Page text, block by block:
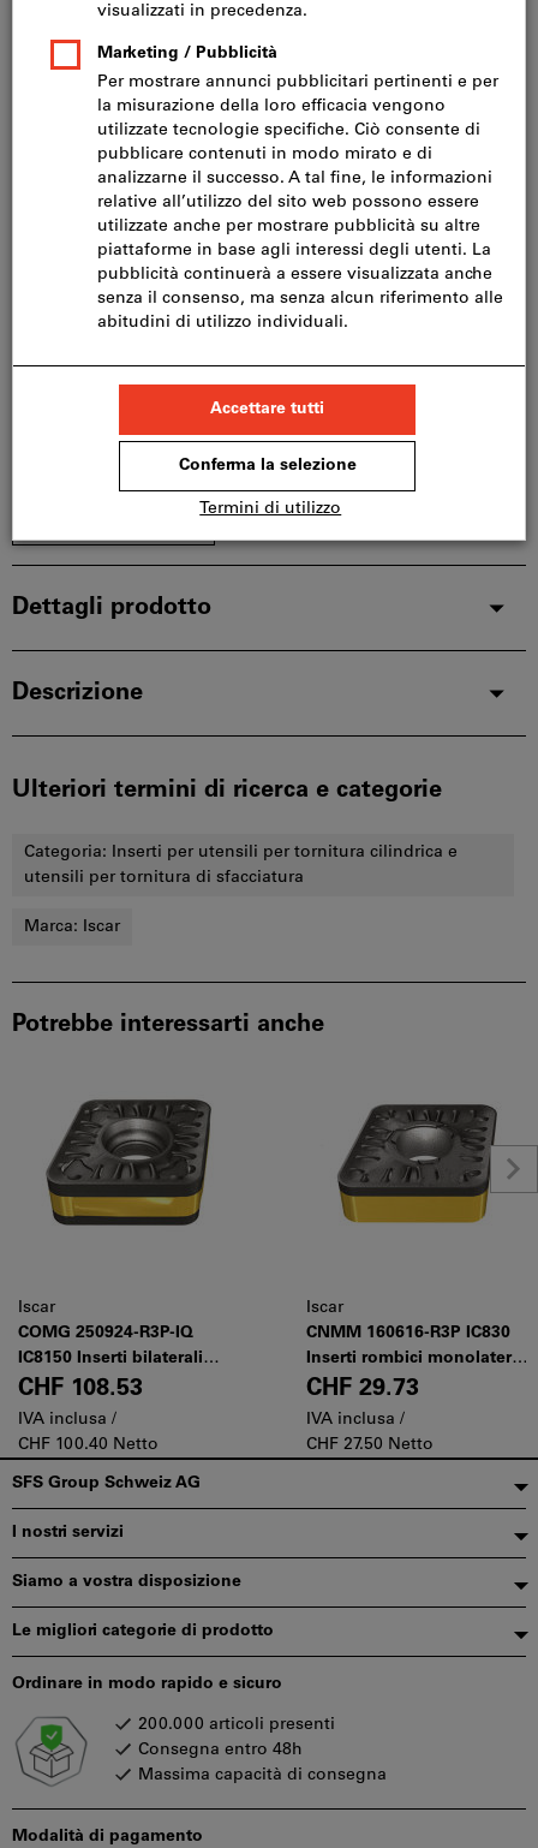
Quantità minima d‘ordine 10 articoli
Ordinabili per multipli di: 10 articoli
Nel carrello
Consegna in 3-4 giorni lavorativi
Si prega di notare i tempi di consegna prolungati:
produttore, poiché non fa parte del nostro catalogo
e pertanto non è disponibile a magazzino.
Aggiungi alla lista dei preferiti
Dettagli prodotto
Descrizione
Ulteriori termini di ricerca e categorie
Categoria: Inserti per utensili per tornitura cilindrica e
utensili per tornitura di sfacciatura
Marca: Iscar
Potrebbe interessarti anche
Iscar
COMG 250924-R3P-IQ
IC8150 Inserti bilaterali
rombici a 80° con sede
negativa a 7°, per tornitura
gravosa di acciai
CHF 108.53
IVA inclusa /
CHF 100.40 Netto
Iscar
CNMM 160616-R3P IC830
Inserti rombici monolaterali
a 80° per sgrossatura di
acciai
CHF 29.73
IVA inclusa /
CHF 27.50 Netto
Piè
di
pagina
SFS Group Schweiz AG
I nostri servizi
Siamo a vostra disposizione
Le migliori categorie di prodotto
Modalità di pagamento
Ordinare in modo rapido e sicuro
200.000 articoli presenti
Consegna entro 48h
Massima capacità di consegna